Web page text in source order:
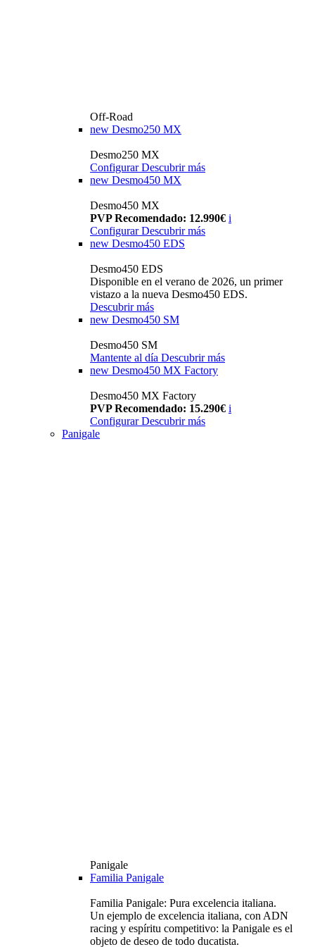
Off-Road
new Desmo250 MX
Desmo250 MX
Configurar Descubrir más
new Desmo450 MX
Desmo450 MX
PVP Recomendado: 12.990€ i
Configurar Descubrir más
new Desmo450 EDS
Desmo450 EDS
Disponible en el verano de 2026, un primer
vistazo a la nueva Desmo450 EDS.
Descubrir más
new Desmo450 SM
Desmo450 SM
Mantente al día Descubrir más
new Desmo450 MX Factory
Desmo450 MX Factory
PVP Recomendado: 15.290€ i
Configurar Descubrir más
Panigale
Panigale
Familia Panigale
Familia Panigale: Pura excelencia italiana.
Un ejemplo de excelencia italiana, con ADN
racing y espíritu competitivo: la Panigale es el
objeto de deseo de todo ducatista.